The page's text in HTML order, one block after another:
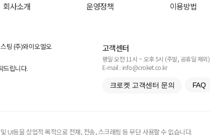
회사소개 운영정책 이용방법
팅 (주)와이오엘오
드립니다.
고객센터
평일 오전 11시 ~ 오후 5시 (주말, 공휴일 제외)
E-mail : info@croket.co.kr
크로켓 고객센터 문의 FAQ
UI등을 상업적 목적으로 전재, 전송, 스크래핑 등 무단 사용할 수 없습니다.